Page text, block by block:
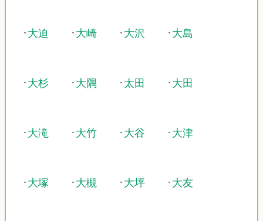
･大迫 ･大崎 ･大沢 ･大島
･大杉 ･大隅 ･太田 ･大田
･大滝 ･大竹 ･大谷 ･大津
･大塚 ･大槻 ･大坪 ･大友